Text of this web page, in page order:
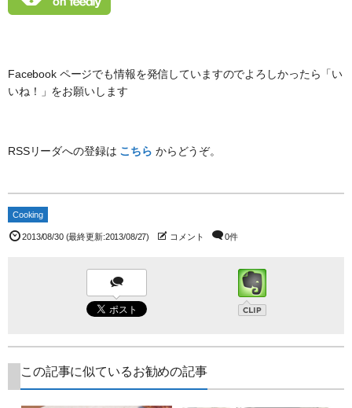
Facebook ページでも情報を発信していますのでよろしかったら「い
いね！」をお願いします
RSSリーダへの登録は こちら からどうぞ。
Cooking
2013/08/30(最終更新:2013/08/27) コメント 0件
この記事に似ているお勧めの記事